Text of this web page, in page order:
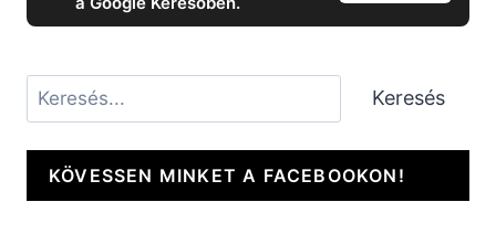
Keresés Keresés
KÖVESSEN MINKET A FACEBOOKON!